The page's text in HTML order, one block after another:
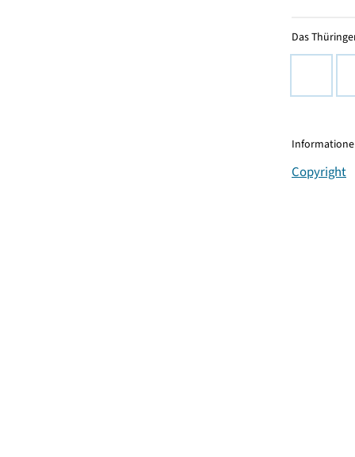
Das
Copyright